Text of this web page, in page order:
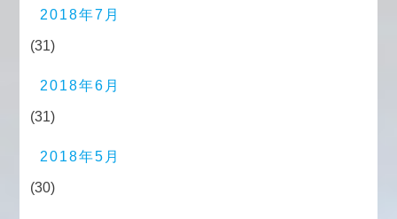
2018年7月
(31)
2018年6月
(31)
2018年5月
(30)